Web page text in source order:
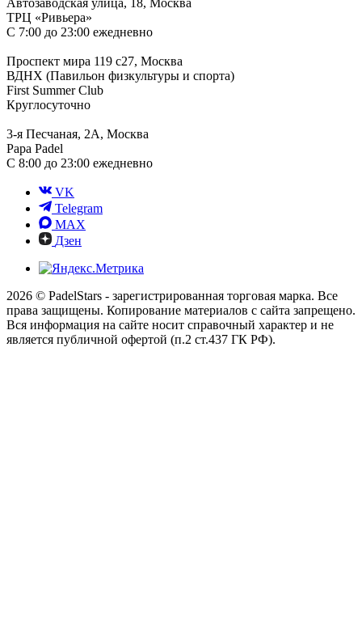
Автозаводская улица, 18, Москва
ТРЦ «Ривьера»
С 7:00 до 23:00 ежедневно
Проспект мира 119 с27, Москва
ВДНХ (Павильон физкультуры и спорта)
First Summer Club
Круглосуточно
3-я Песчаная, 2А, Москва
Papa Padel
С 8:00 до 23:00 ежедневно
VK
Telegram
MAX
Дзен
2026 © PadelStars - зарегистрированная торговая марка. Все
права защищены. Копирование материалов с сайта запрещено.
Вся информация на сайте носит справочный характер и не
является публичной офертой (п.2 ст.437 ГК РФ).